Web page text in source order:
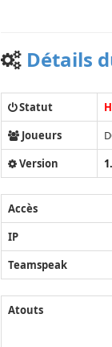
Détails
Statut
Joueurs
Version
Accès
IP
Teamspeak
Atouts